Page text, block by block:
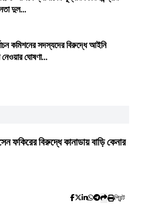
দুল...
কমিশনের সদস্যদের বিরুদ্ধে আইনি
ঘোষণা...
ফকিরের বিরুদ্ধে কানাডায় বাড়ি কেনার
প্রিন্ট